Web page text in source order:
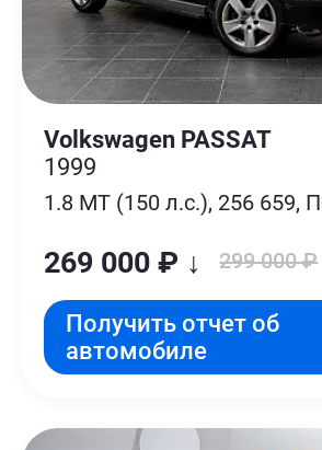
Volkswagen PASSAT
1999
1.8 MT (150 л.с.), 256 659,
269 000 ₽ ↓ 299 000 ₽
Получить отчет об
автомобиле